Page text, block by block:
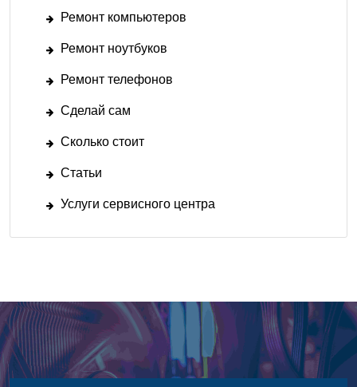
Ремонт компьютеров
Ремонт ноутбуков
Ремонт телефонов
Сделай сам
Сколько стоит
Статьи
Услуги сервисного центра